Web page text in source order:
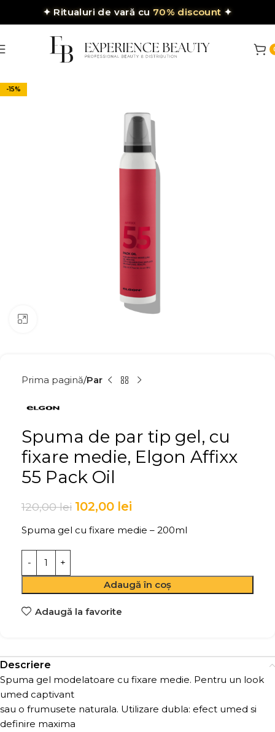
✦ Ritualuri de vară cu 70% discount ✦
-15%
Prima pagină Par
Spuma de par tip gel, cu
fixare medie, Elgon Affixx
55 Pack Oil
120,00lei 102,00 lei
Spuma gel cu fixare medie – 200ml
Adaugă în coș
Adaugă la favorite
Descriere
Spuma gel modelatoare cu fixare medie. Pentru un look
umed captivant
sau o frumusete naturala. Utilizare dubla: efect umed si
definire maxima